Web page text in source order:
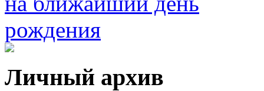
Личный архив